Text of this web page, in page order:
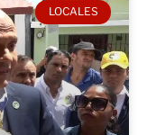
LOCALES